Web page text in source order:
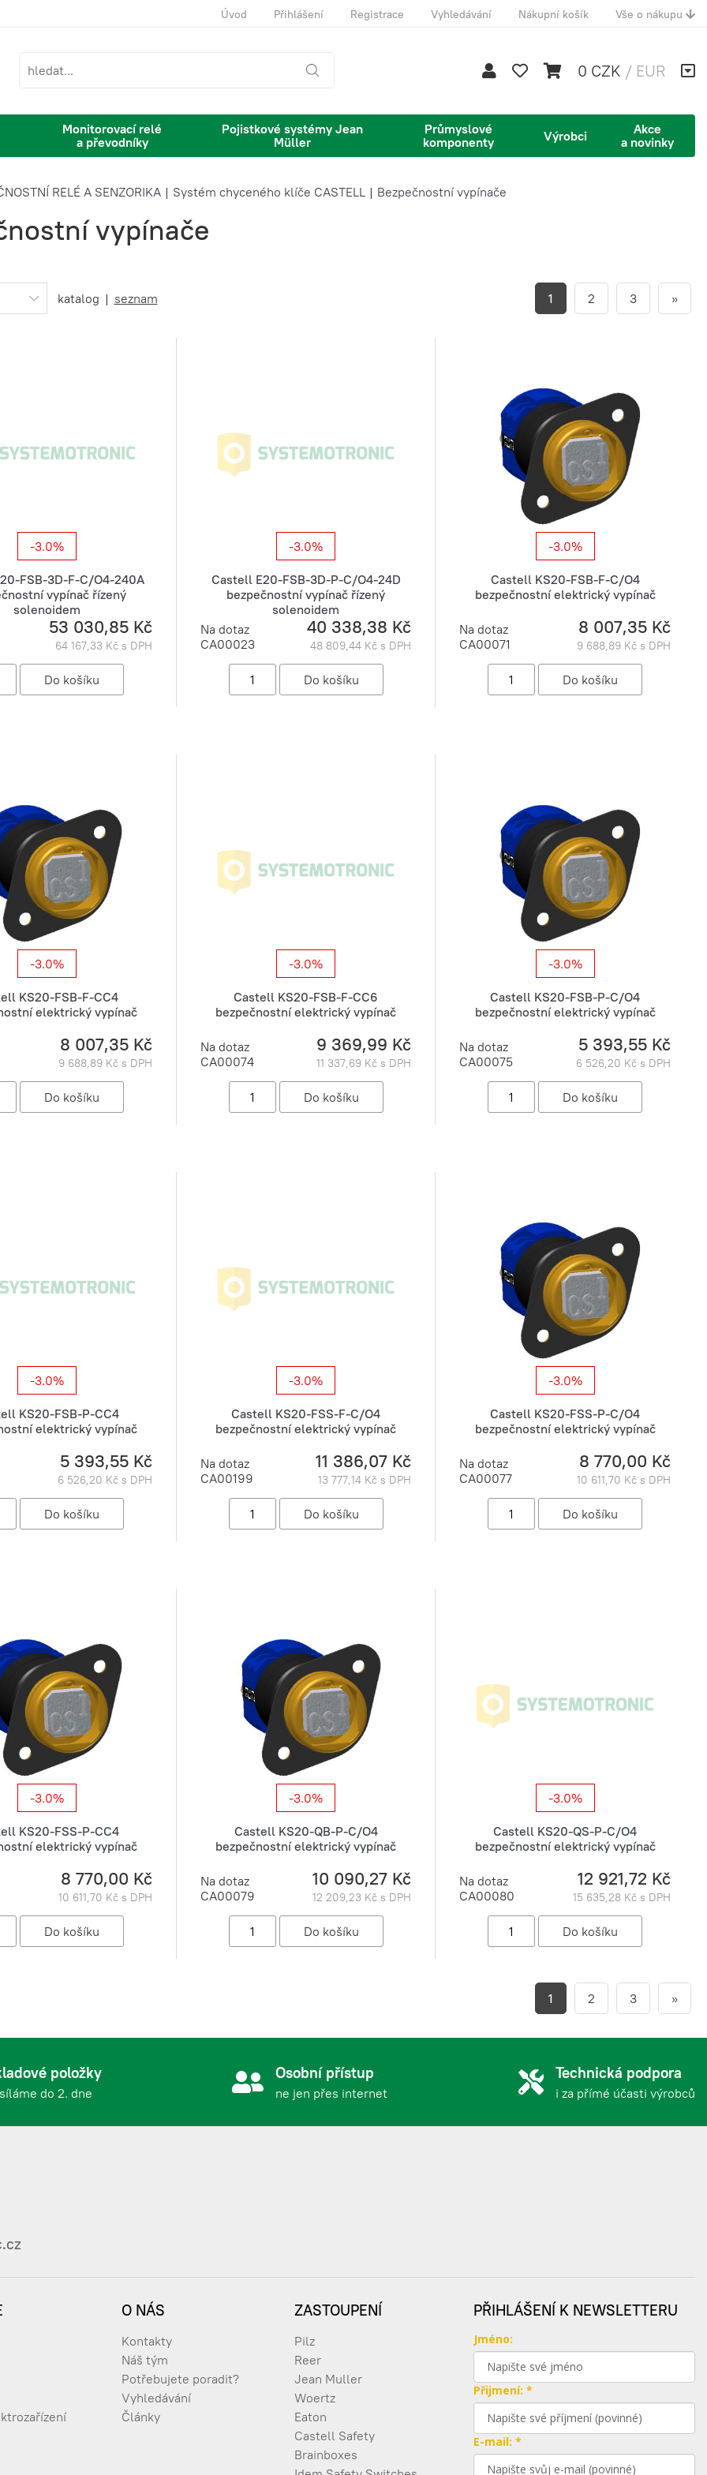
Úvod Přihlášení Registrace Vyhledávání Nákupní košík Vše o nákupu
0 CZK / EUR
Monitorovací relé
a převodníky
Pojistkové systémy Jean
Müller
Průmyslové
komponenty
Výrobci
Akce
a novinky
RELÉ A SENZORIKA | Systém chyceného klíče CASTELL | Bezpečnostní vypínače
vypínače
katalog | seznam 1 2 3 »
-3.0%
FSB-3D-F-C/O4-240A
vypínač řízený
solenoidem
53 030,85 Kč
64 167,33 Kč s DPH
-3.0%
Castell E20-FSB-3D-P-C/O4-24D
bezpečnostní vypínač řízený
solenoidem
Na dotaz
CA00023
40 338,38 Kč
48 809,44 Kč s DPH
-3.0%
Castell KS20-FSB-F-C/O4
bezpečnostní elektrický vypínač
Na dotaz
CA00071
8 007,35 Kč
9 688,89 Kč s DPH
-3.0%
KS20-FSB-F-CC4
elektrický vypínač
8 007,35 Kč
9 688,89 Kč s DPH
-3.0%
Castell KS20-FSB-F-CC6
bezpečnostní elektrický vypínač
Na dotaz
CA00074
9 369,99 Kč
11 337,69 Kč s DPH
-3.0%
Castell KS20-FSB-P-C/O4
bezpečnostní elektrický vypínač
Na dotaz
CA00075
5 393,55 Kč
6 526,20 Kč s DPH
-3.0%
KS20-FSB-P-CC4
elektrický vypínač
5 393,55 Kč
6 526,20 Kč s DPH
-3.0%
Castell KS20-FSS-F-C/O4
bezpečnostní elektrický vypínač
Na dotaz
CA00199
11 386,07 Kč
13 777,14 Kč s DPH
-3.0%
Castell KS20-FSS-P-C/O4
bezpečnostní elektrický vypínač
Na dotaz
CA00077
8 770,00 Kč
10 611,70 Kč s DPH
-3.0%
KS20-FSS-P-CC4
elektrický vypínač
8 770,00 Kč
10 611,70 Kč s DPH
-3.0%
Castell KS20-QB-P-C/O4
bezpečnostní elektrický vypínač
Na dotaz
CA00079
10 090,27 Kč
12 209,23 Kč s DPH
-3.0%
Castell KS20-QS-P-C/O4
bezpečnostní elektrický vypínač
Na dotaz
CA00080
12 921,72 Kč
15 635,28 Kč s DPH
1 2 3 »
položky
do 2. dne
Osobní přístup
ne jen přes internet
Technická podpora
i za přímé účasti výrobců
O NÁS
Kontakty
Náš tým
Potřebujete poradit?
Vyhledávání
Články
ZASTOUPENÍ
Pilz
Reer
Jean Muller
Woertz
Eaton
Castell Safety
Brainboxes
PŘIHLÁŠENÍ K NEWSLETTERU
Jméno:
Přijmení: *
E-mail: *